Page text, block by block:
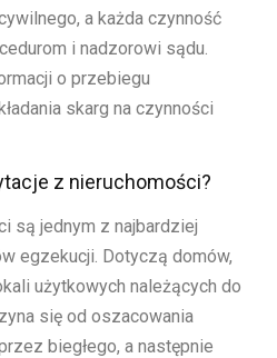
a każda czynność
i nadzorowi sądu.
o przebiegu
skarg na czynności
z nieruchomości?
są jednym z najbardziej
egzekucji. Dotyczą domów,
użytkowych należących do
się od oszacowania
biegłego, a następnie